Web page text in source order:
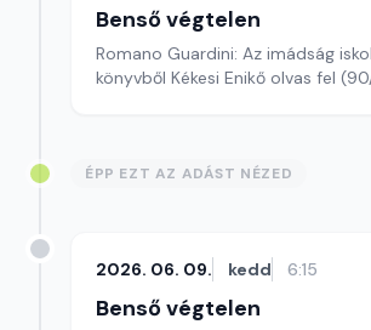
Benső végtelen
Romano Guardini: Az imádság
könyvből Kékesi Enikő olvas fel
ÉPP EZT AZ ADÁST NÉZED
2026. 06. 09. kedd 6:15
Benső végtelen